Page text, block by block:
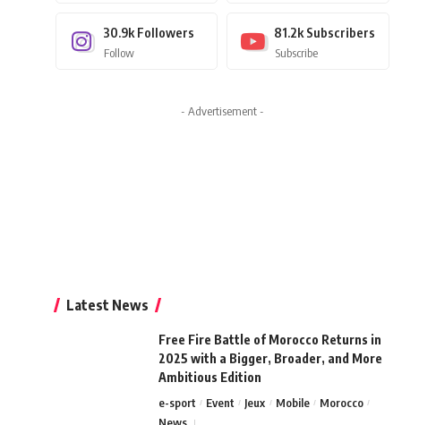
30.9k Followers
Follow
81.2k Subscribers
Subscribe
- Advertisement -
Latest News
Free Fire Battle of Morocco Returns in
2025 with a Bigger, Broader, and More
Ambitious Edition
e-sport Event Jeux Mobile
Morocco